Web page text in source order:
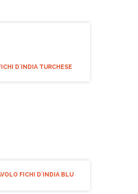
D`INDIA TURCHESE
FICHI D`INDIA BLU